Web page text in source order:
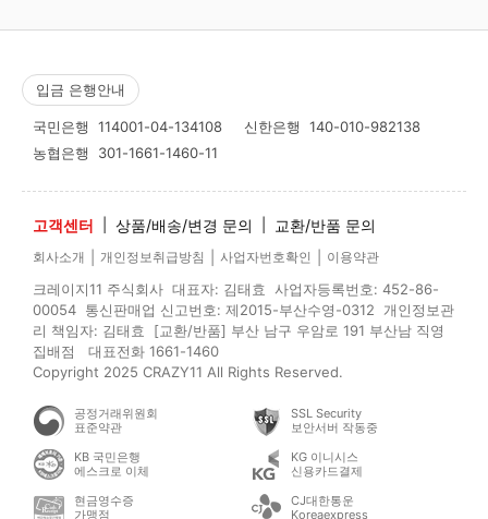
입금 은행안내
국민은행 114001-04-134108 신한은행 140-010-982138
농협은행 301-1661-1460-11
고객센터 상품/배송/변경 문의 교환/반품 문의
회사소개 개인정보취급방침 사업자번호확인 이용약관
크레이지11 주식회사 대표자: 김태효 사업자등록번호: 452-86-
00054 통신판매업 신고번호: 제2015-부산수영-0312 개인정보관
리 책임자: 김태효 [교환/반품] 부산 남구 우암로 191 부산남 직영
집배점 대표전화 1661-1460
Copyright 2025 CRAZY11 All Rights Reserved.
공정거래위원회
표준약관
SSL Security
보안서버 작동중
KB 국민은행
에스크로 이체
KG 이니시스
신용카드결제
현금영수증
가맹점
CJ대한통운
Koreaexpress